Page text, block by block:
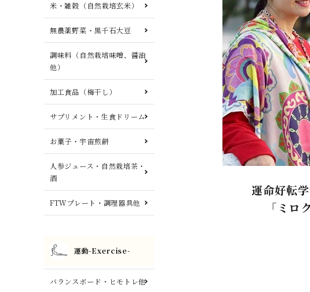
運命好転
「ミロ
米・雑穀（自然栽培玄米）
無農薬野菜・黒千石大豆
調味料（自然栽培味噌、醤油
他）
加工食品（梅干し）
サプリメント・生食ドリーム
お菓子・宇宙煎餅
人参ジュース・自然栽培茶・
酒
FTWプレート・調理器具他
運動-Exercise-
バランスボード・ヒモトレ他